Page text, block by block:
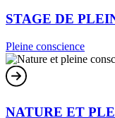
STAGE DE
Pleine conscience
NATURE ET